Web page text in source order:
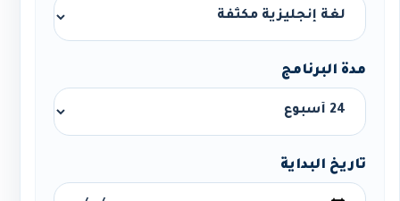
مدة البرنامج
تاريخ البداية